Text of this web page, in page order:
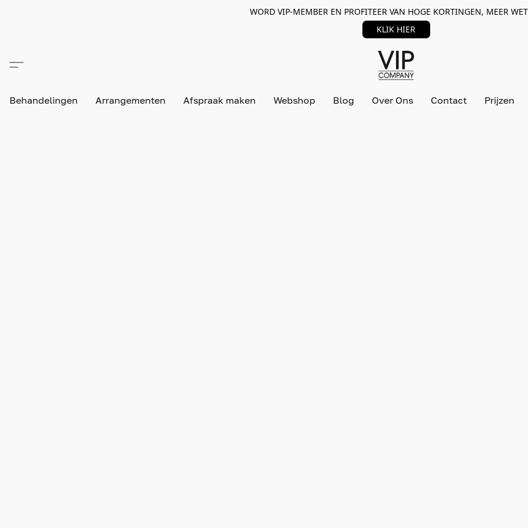
WORD VIP-MEMBER EN PROFITEER VAN HOGE KORTINGEN, MEER
KLIK HIER
Behandelingen Arrangementen Afspraak maken Webshop Blog Over Ons Contact Prijzen